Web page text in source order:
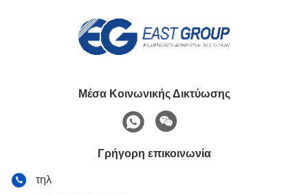
Μέσα Κοινωνικής Δικτύωσης
Γρήγορη επικοινωνία
τηλ